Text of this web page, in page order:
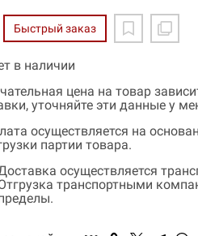
Быстрый заказ
в наличии
цена на товар
уточняйте эти данные у
осуществляется на
партии товара.
осуществляется
транспортными